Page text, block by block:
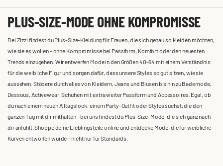
PLUS-SIZE-MODE OHNE KOMPROMISSE
Bei Zizzi findest du Plus-Size-Kleidung für Frauen, die sich genau so kleiden möchten,
wie sie es wollen – ohne Kompromisse bei Passform, Komfort oder den neuesten
Trends einzugehen. Wir entwerfen Mode in den Größen 40-64 mit einem Verständnis
für die weibliche Figur und sorgen dafür, dass unsere Styles so gut sitzen, wie sie
aussehen. Stöbere durch alles von Kleidern, Jeans und Blusen bis hin zu Bademode,
Dessous, Activewear, Schuhen mit extra weiter Passform und Accessoires. Egal, ob
du nach einem neuen Alltagslook, einem Party-Outfit oder Styles suchst, die den
ganzen Tag mit dir mithalten – bei uns findest du Plus-Size-Mode, die sich ganz nach
dir anfühlt. Shoppe deine Lieblingsteile online und entdecke Mode, die für weibliche
Kurven entworfen wurde – nicht nur für Standards.